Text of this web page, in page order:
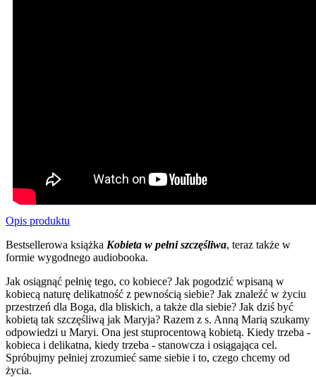
Opis produktu
Bestsellerowa książka Kobieta w pełni szczęśliwa, teraz także w
formie wygodnego audiobooka.
Jak osiągnąć pełnię tego, co kobiece? Jak pogodzić wpisaną w
kobiecą naturę delikatność z pewnością siebie? Jak znaleźć w życiu
przestrzeń dla Boga, dla bliskich, a także dla siebie? Jak dziś być
kobietą tak szczęśliwą jak Maryja? Razem z s. Anną Marią szukamy
odpowiedzi u Maryi. Ona jest stuprocentową kobietą. Kiedy trzeba -
kobieca i delikatna, kiedy trzeba - stanowcza i osiągająca cel.
Spróbujmy pełniej zrozumieć same siebie i to, czego chcemy od
życia.